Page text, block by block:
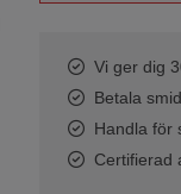
Vi ger dig
Betala
Handla för
Certifierad